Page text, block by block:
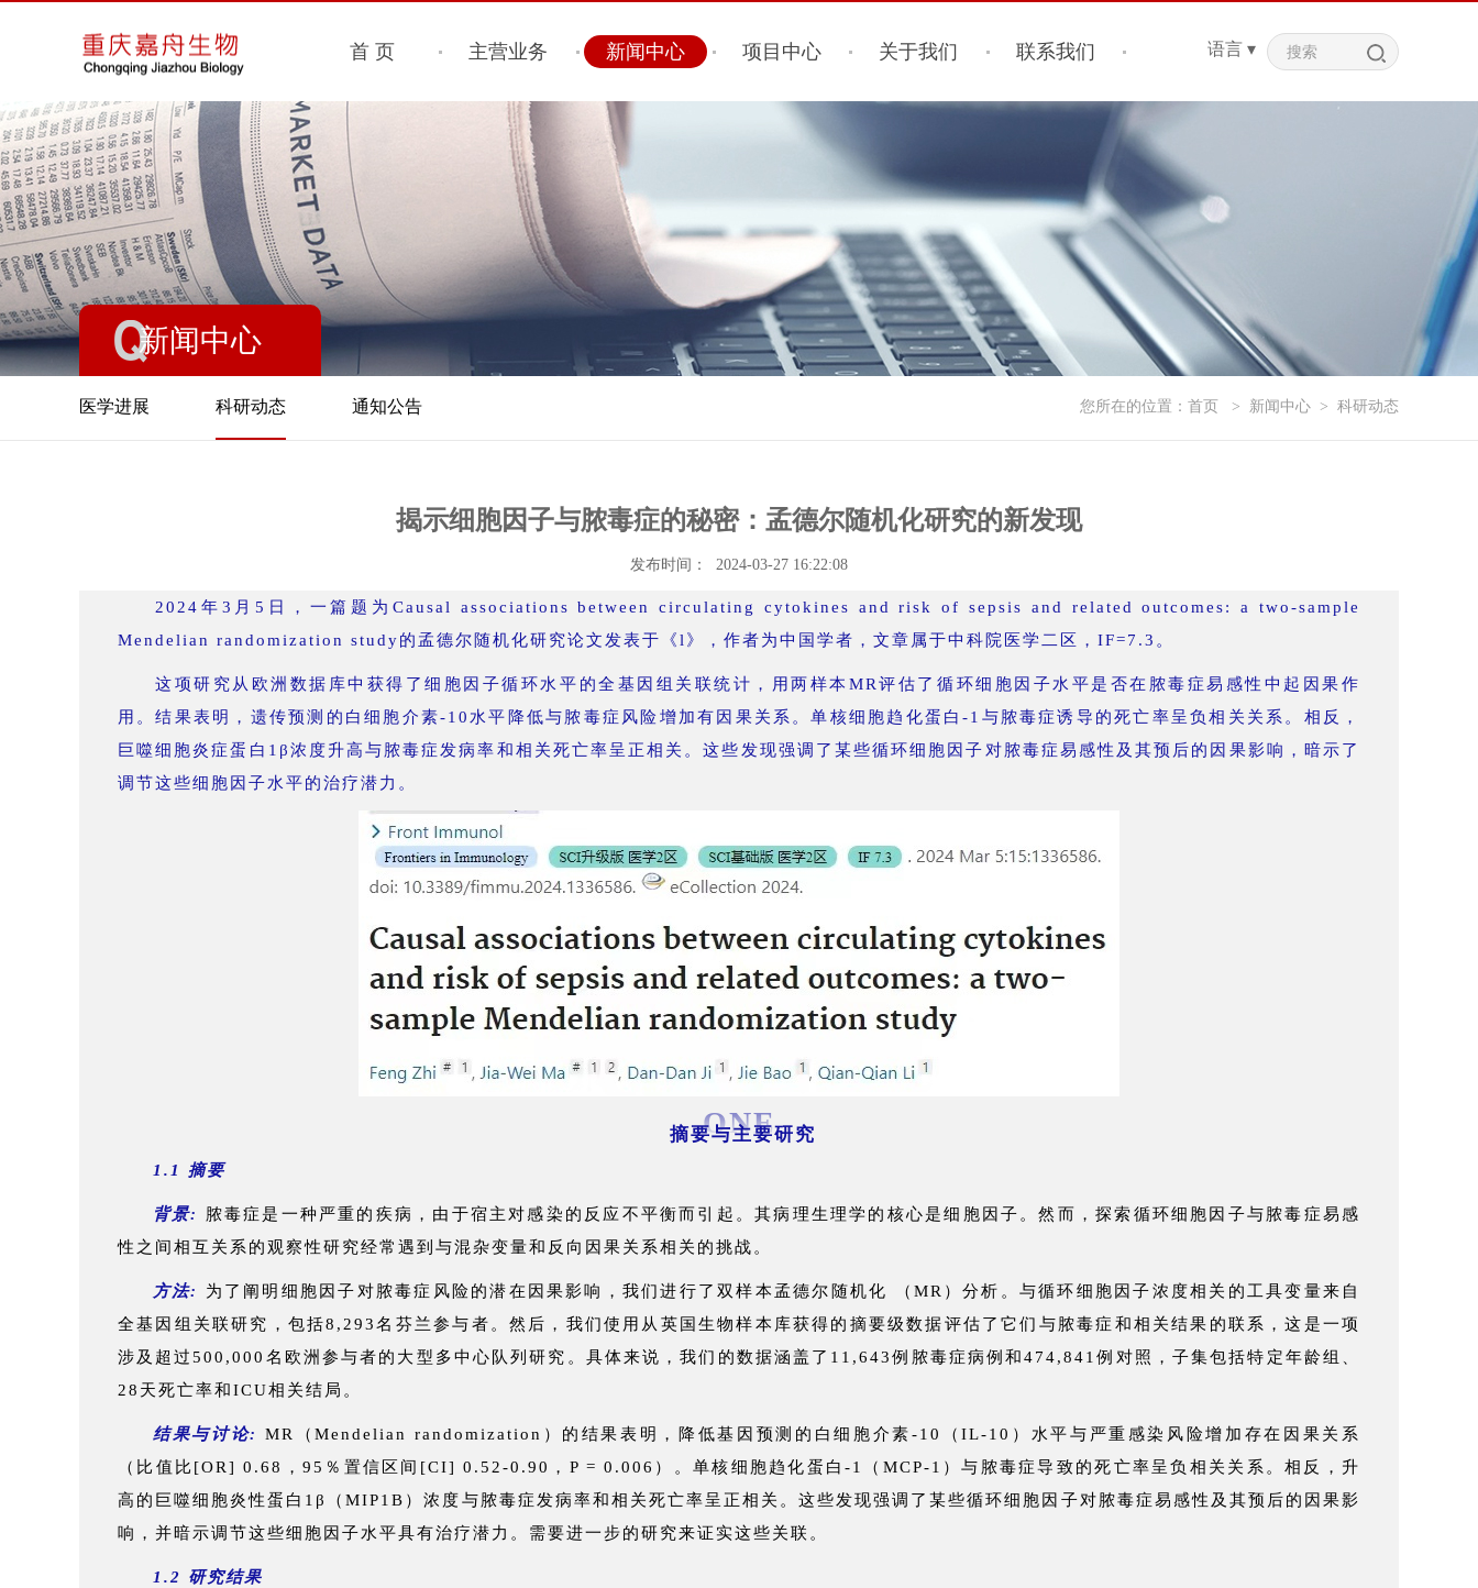
语言 ▾
首 页 主营业务 新闻中心 项目中心 关于我们 联系我们
新闻中心
您所在的位置： 首页 > 新闻中心 > 科研动态
医学进展 科研动态 通知公告
揭示细胞因子与脓毒症的秘密：孟德尔随机化研究的新发现
发布时间： 2024-03-27 16:22:08
2024年3月5日，一篇题为Causal associations between circulating cytokines and risk of sepsis and related outcomes: a two-sample
Mendelian randomization study的孟德尔随机化研究论文发表于《l》，作者为中国学者，文章属于中科院医学二区，IF=7.3。
这项研究从欧洲数据库中获得了细胞因子循环水平的全基因组关联统计，用两样本MR评估了循环细胞因子水平是否在脓毒症易感性中起因果作
用。结果表明，遗传预测的白细胞介素-10水平降低与脓毒症风险增加有因果关系。单核细胞趋化蛋白-1与脓毒症诱导的死亡率呈负相关关系。相反，
巨噬细胞炎症蛋白1β浓度升高与脓毒症发病率和相关死亡率呈正相关。这些发现强调了某些循环细胞因子对脓毒症易感性及其预后的因果影响，暗示了
调节这些细胞因子水平的治疗潜力。
ONE
摘要与主要研究
1.1 摘要
背景:
脓毒症是一种严重的疾病，由于宿主对感染的反应不平衡而引起。其病理生理学的核心是细胞因子。然而，探索循环细胞因子与脓毒症易感
性之间相互关系的观察性研究经常遇到与混杂变量和反向因果关系相关的挑战。
方法:
为了阐明细胞因子对脓毒症风险的潜在因果影响，我们进行了双样本孟德尔随机化 （MR）分析。与循环细胞因子浓度相关的工具变量来自
全基因组关联研究，包括8,293名芬兰参与者。然后，我们使用从英国生物样本库获得的摘要级数据评估了它们与脓毒症和相关结果的联系，这是一项
涉及超过500,000名欧洲参与者的大型多中心队列研究。具体来说，我们的数据涵盖了11,643例脓毒症病例和474,841例对照，子集包括特定年龄组、
28天死亡率和ICU相关结局。
结果与讨论:
MR（Mendelian randomization）的结果表明，降低基因预测的白细胞介素-10（IL-10）水平与严重感染风险增加存在因果关系
（比值比[OR] 0.68，95％置信区间[CI] 0.52-0.90，P = 0.006）。单核细胞趋化蛋白-1（MCP-1）与脓毒症导致的死亡率呈负相关关系。相反，升
高的巨噬细胞炎性蛋白1β（MIP1B）浓度与脓毒症发病率和相关死亡率呈正相关。这些发现强调了某些循环细胞因子对脓毒症易感性及其预后的因果影
响，并暗示调节这些细胞因子水平具有治疗潜力。需要进一步的研究来证实这些关联。
1.2 研究结果